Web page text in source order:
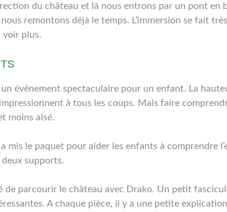
du château et là nous entrons par un pont en
remontons déjà le temps. L’immersion se fait
voir plus.
événement spectaculaire pour un enfant. La
à tous les coups. Mais faire
moins aisé.
mis le paquet pour aider les enfants à comprendre
deux supports.
de parcourir le château avec Drako. Un petit
A chaque pièce, il y a une petite